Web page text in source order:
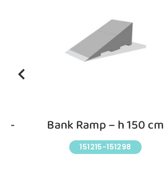
Bank Ramp – h 150 cm
151215-151298